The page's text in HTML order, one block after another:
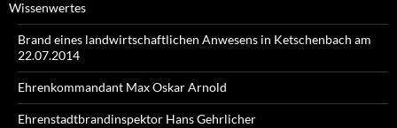
Wissenwertes
Brand eines landwirtschaftlichen Anwesens in Ketschenbach am
22.07.2014
Ehrenkommandant Max Oskar Arnold
Ehrenstadtbrandinspektor Hans Gehrlicher